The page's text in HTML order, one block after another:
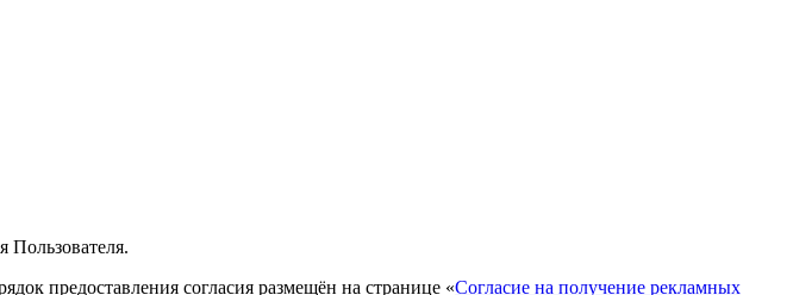
Пользователя.
предоставления согласия размещён на странице «Согласие на получение рекламных